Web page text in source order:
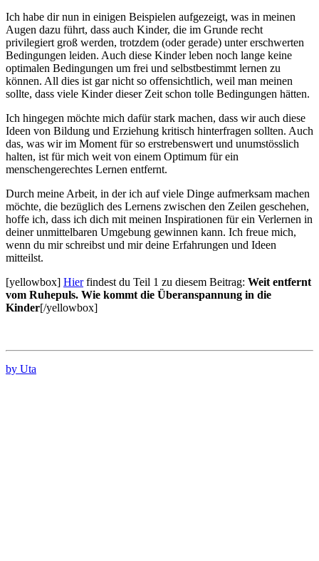
Ich habe dir nun in einigen Beispielen aufgezeigt, was in meinen
Augen dazu führt, dass auch Kinder, die im Grunde recht
privilegiert groß werden, trotzdem (oder gerade) unter erschwerten
Bedingungen leiden. Auch diese Kinder leben noch lange keine
optimalen Bedingungen um frei und selbstbestimmt lernen zu
können. All dies ist gar nicht so offensichtlich, weil man meinen
sollte, dass viele Kinder dieser Zeit schon tolle Bedingungen hätten.
Ich hingegen möchte mich dafür stark machen, dass wir auch diese
Ideen von Bildung und Erziehung kritisch hinterfragen sollten. Auch
das, was wir im Moment für so erstrebenswert und unumstösslich
halten, ist für mich weit von einem Optimum für ein
menschengerechtes Lernen entfernt.
Durch meine Arbeit, in der ich auf viele Dinge aufmerksam machen
möchte, die bezüglich des Lernens zwischen den Zeilen geschehen,
hoffe ich, dass ich dich mit meinen Inspirationen für ein Verlernen in
deiner unmittelbaren Umgebung gewinnen kann. Ich freue mich,
wenn du mir schreibst und mir deine Erfahrungen und Ideen
mitteilst.
[yellowbox] Hierfindest du Teil 1 zu diesem Beitrag: Weit entfernt
vom Ruhepuls. Wie kommt die Überanspannung in die
Kinder[/yellowbox]
by Uta